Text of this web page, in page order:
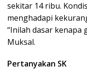
sekitar 14 ribu.
menghadapi
“Inilah dasar
Muksal.
Pertanyakan SK